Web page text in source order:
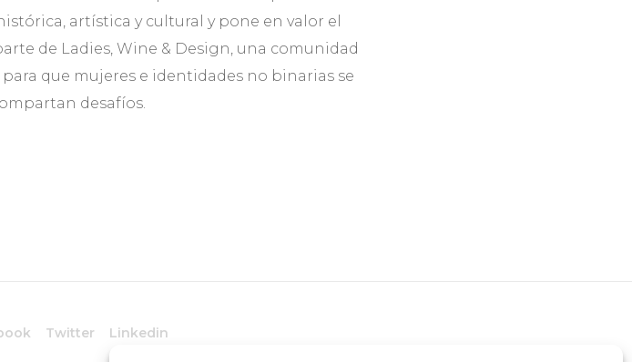
artística y cultural y pone en valor el
de Ladies, Wine & Design, una comunidad
que mujeres e identidades no binarias se
desafíos.
Twitter Linkedin